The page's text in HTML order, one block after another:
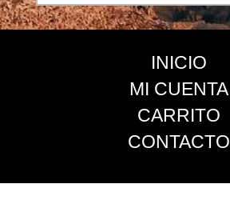
INICIO
MI CUENTA
CARRITO
CONTACTO